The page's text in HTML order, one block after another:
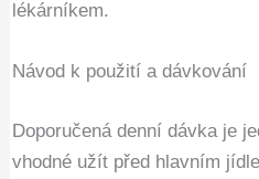
lékárníkem.
Návod k použití a dávkování
Doporučená denní dávka je
vhodné užít před hlavním